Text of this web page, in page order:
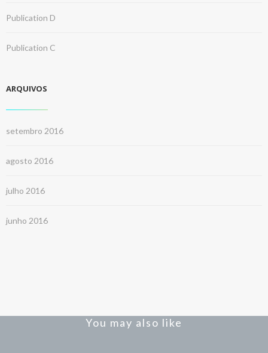
Publication D
Publication C
ARQUIVOS
setembro 2016
agosto 2016
julho 2016
junho 2016
You may also like